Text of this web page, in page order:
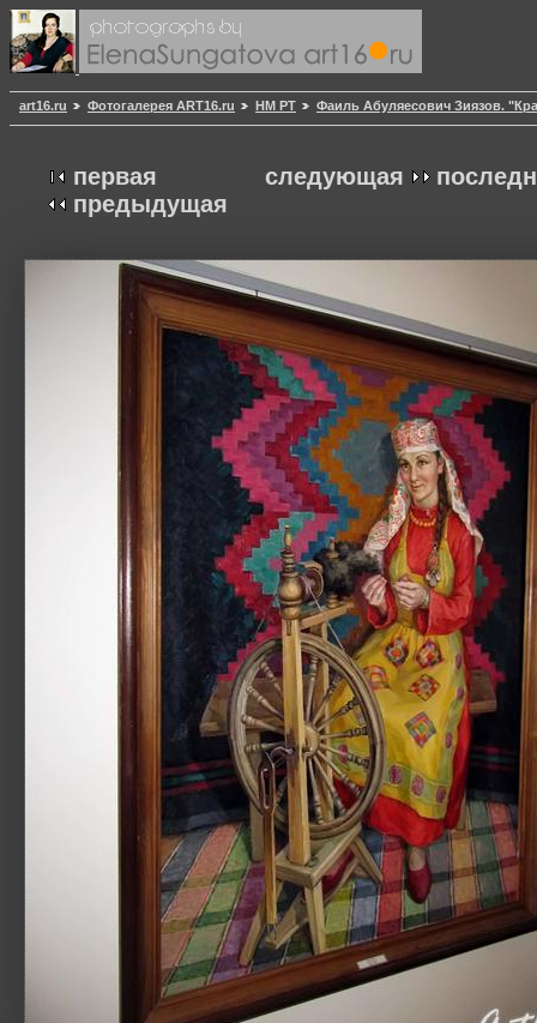
art16.ru Фотогалерея ART16.ru НМ РТ Фаиль Абуляесович Зиязов.
следующая
первая
предыдущая